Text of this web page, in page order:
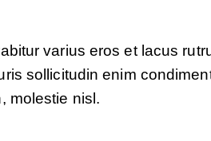
varius eros et lacus
sollicitudin enim
molestie nisl.